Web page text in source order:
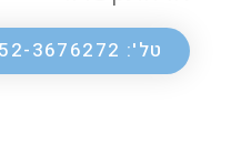
טל': 052-3676272